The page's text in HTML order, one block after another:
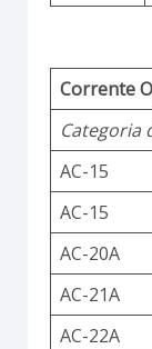
Corrente
Categoria
AC-15
AC-15
AC-20A
AC-21A
AC-22A